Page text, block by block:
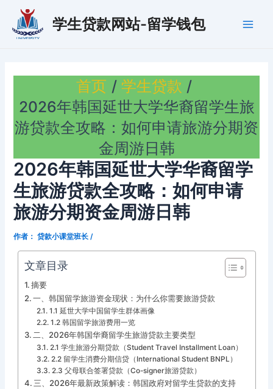
学生贷款网站-留学钱包
首页
学生贷款
2026年韩国延世大学华裔留学生旅
游贷款全攻略：如何申请旅游分期资
金周游日韩
2026年韩国延世大学华裔留学
生旅游贷款全攻略：如何申请
旅游分期资金周游日韩
作者： 贷款小课堂班长 /
文章目录
摘要
一、韩国留学旅游资金现状：为什么你需要旅游贷款
1.1 延世大学中国留学生群体画像
1.2 韩国留学旅游费用一览
二、2026年韩国华裔留学生旅游贷款主要类型
2.1 学生旅游分期贷款（Student Travel Installment Loan）
2.2 留学生消费分期信贷（International Student BNPL）
2.3 父母联合签署贷款（Co-signer旅游贷款）
三、2026年最新政策解读：韩国政府对留学生贷款的支持